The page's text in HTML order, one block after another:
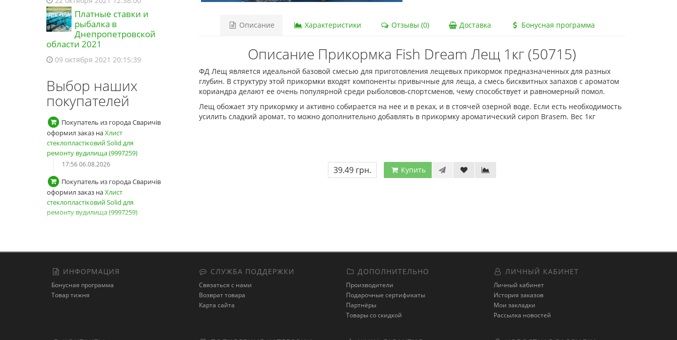
Платные ставки и
рыбалка в
Днепропетровской
области 2021
09 октября 2021 20:15:39
Выбор наших
покупателей
Покупатель из города Сваричів
оформил заказ наХлист
стеклопластіковий Solid для
ремонту вудилища (9997259)
17:56 06.08.2026
Покупатель из города Сваричів
оформил заказ наХлист
стеклопластіковий Solid для
ремонту вудилища (9997259)
зарегистрировал новый аккаунт
авторизовался
Описание Характеристики Отзывы (0) Доставка Бонусная программа
Описание Прикормка Fish Dream Лещ 1кг (50715)
ФД Лещ является идеальной базовой смесью для приготовления лещевых прикормок предназначенных для разных
глубин. В структуру этой прикормки входят компоненты привычные для леща, а смесь бисквитных запахов с ароматом
кориандра делают ее очень популярной среди рыболовов-спортсменов, чему способствует и равномерный помол.
Лещ обожает эту прикормку и активно собирается на нее и в реках, и в стоячей озерной воде. Если есть необходимость
усилить сладкий аромат, то можно дополнительно добавлять в прикормку ароматический сироп Brasem. Вес 1кг
39.49 грн. Купить
ИНФОРМАЦИЯ
Бонусная программа
Товар тижня
СЛУЖБА ПОДДЕРЖКИ
Связаться с нами
Возврат товара
Карта сайта
ДОПОЛНИТЕЛЬНО
Производители
Подарочные сертификаты
Партнёры
Товары со скидкой
ЛИЧНЫЙ КАБИНЕТ
Личный кабинет
История заказов
Мои закладки
Рассылка новостей